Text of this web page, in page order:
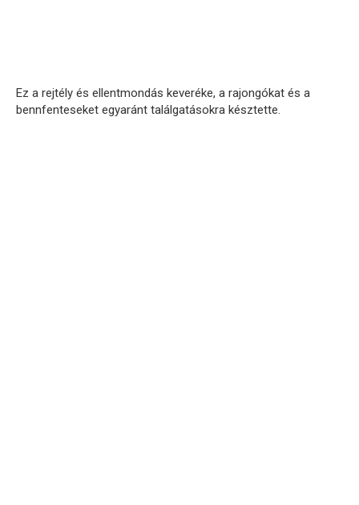
Ez a rejtély és ellentmondás keveréke, a rajongókat és a
bennfenteseket egyaránt találgatásokra késztette.